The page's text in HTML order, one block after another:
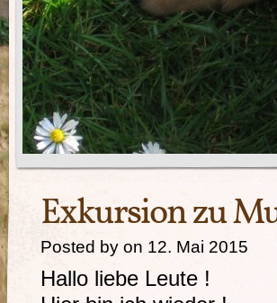
Exkursion zu
Posted by on 12. Mai 2015
Hallo liebe Leute !